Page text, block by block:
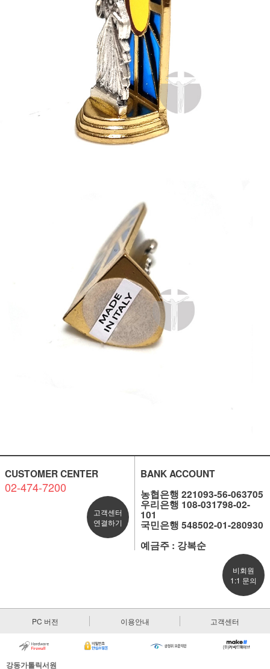
CUSTOMER CENTER
02-474-7200
고객센터
연결하기
BANK ACCOUNT
농협은행 221093-56-063705
우리은행 108-031798-02-
101
국민은행 548502-01-280930
예금주 : 강복순
비회원
1:1 문의
PC 버전 이용안내 고객센터
강동가톨릭서원